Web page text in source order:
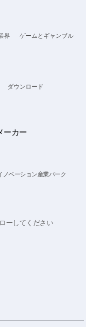
界 ゲームとギャンブル
ダウンロード
ーカー
ノベーション産業パー​​ク
ーしてください